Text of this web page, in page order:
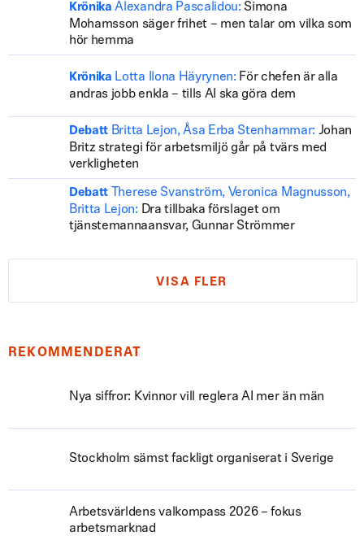
Krönika Alexandra Pascalidou: Simona
Mohamsson säger frihet – men talar om vilka som
hör hemma
Krönika Lotta Ilona Häyrynen: För chefen är alla
andras jobb enkla – tills AI ska göra dem
Debatt Britta Lejon, Åsa Erba Stenhammar: Johan
Britz strategi för arbetsmiljö går på tvärs med
verkligheten
Debatt
Therese Svanström, Veronica Magnusson,
Britta Lejon: Dra tillbaka förslaget om
tjänstemannaansvar, Gunnar Strömmer
VISA FLER
REKOMMENDERAT
Nya siffror: Kvinnor vill reglera AI mer än män
Stockholm sämst fackligt organiserat i Sverige
Arbetsvärldens valkompass 2026 – fokus
arbetsmarknad